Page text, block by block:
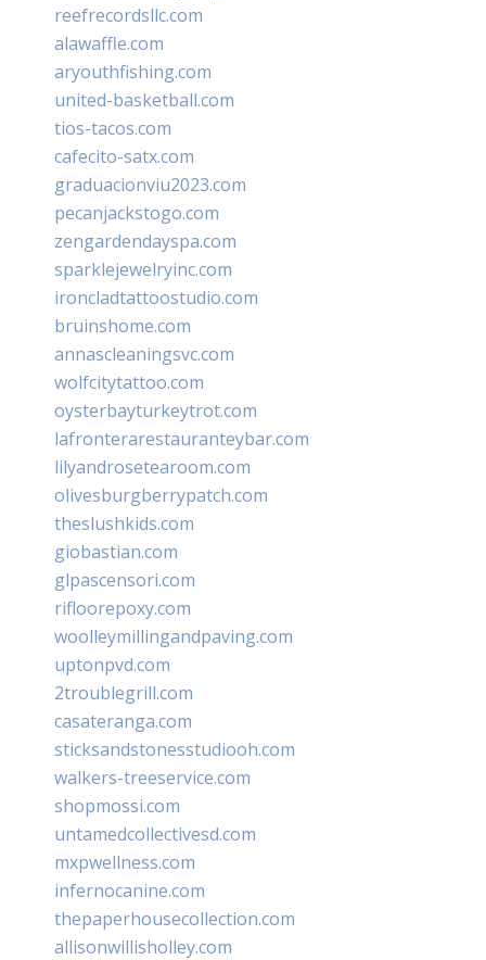
reefrecordsllc.com
alawaffle.com
aryouthfishing.com
united-basketball.com
tios-tacos.com
cafecito-satx.com
graduacionviu2023.com
pecanjackstogo.com
zengardendayspa.com
sparklejewelryinc.com
ironcladtattoostudio.com
bruinshome.com
annascleaningsvc.com
wolfcitytattoo.com
oysterbayturkeytrot.com
lafronterarestauranteybar.com
lilyandrosetearoom.com
olivesburgberrypatch.com
theslushkids.com
giobastian.com
glpascensori.com
rifloorepoxy.com
woolleymillingandpaving.com
uptonpvd.com
2troublegrill.com
casateranga.com
sticksandstonesstudiooh.com
walkers-treeservice.com
shopmossi.com
untamedcollectivesd.com
mxpwellness.com
infernocanine.com
thepaperhousecollection.com
allisonwillisholley.com